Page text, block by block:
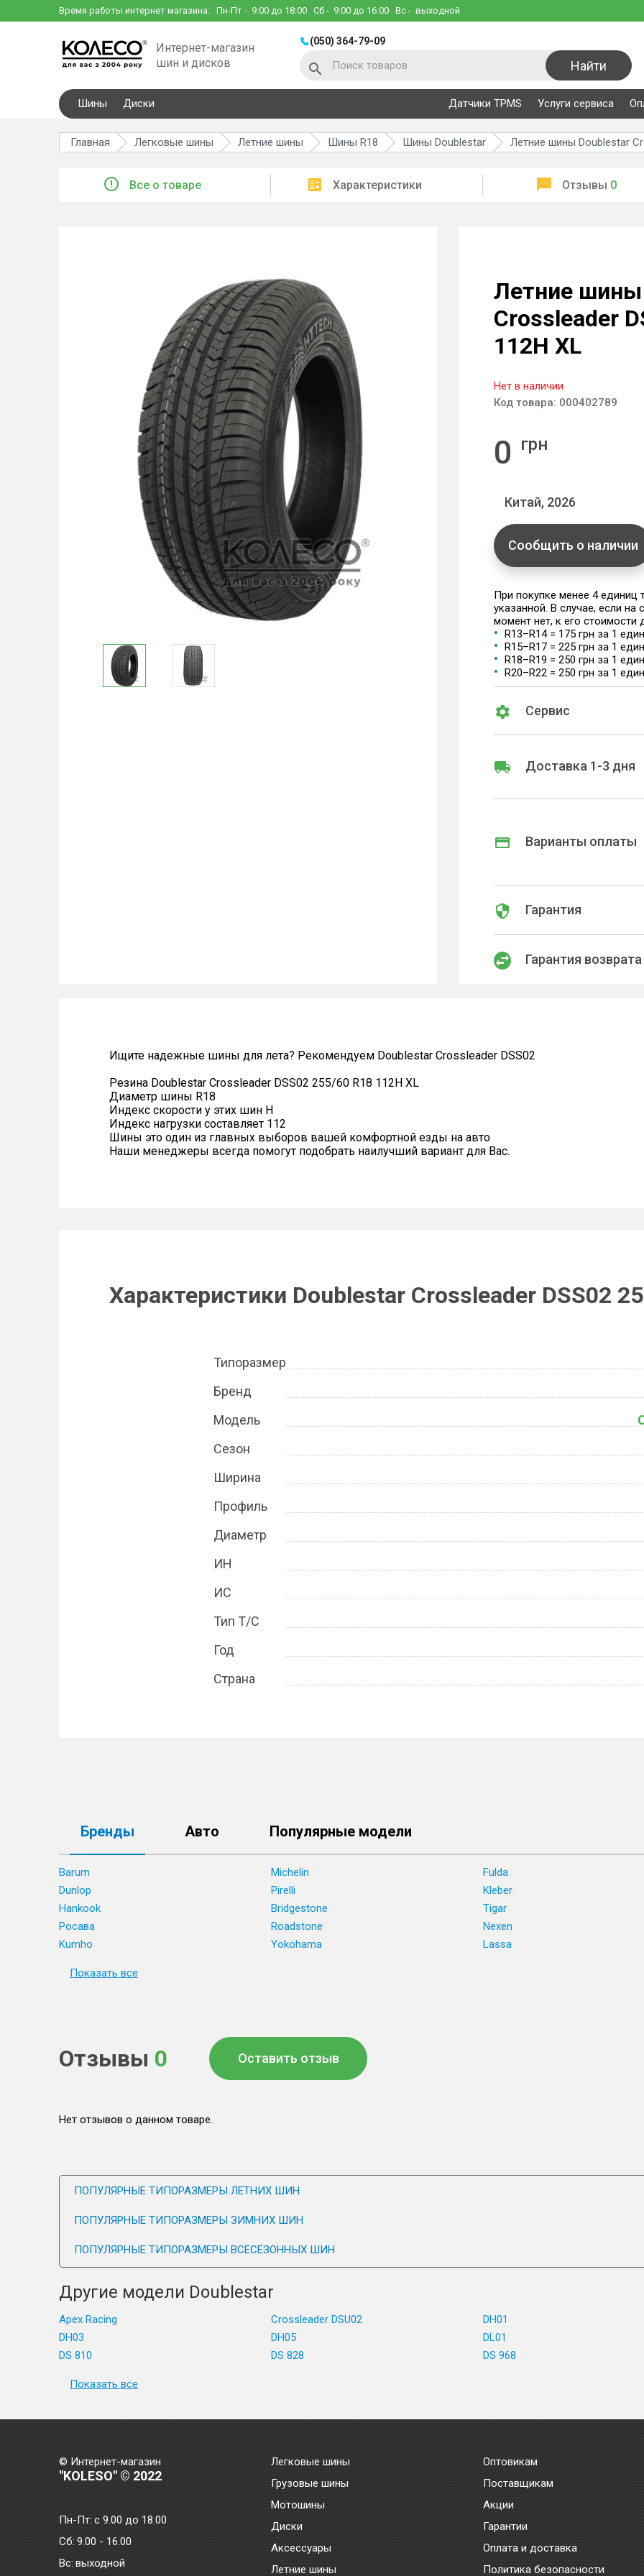
Время работы интернет магазина: Пн-Пт - 9:00 до 18:00 Сб - 9:00 до 16:00 Вс - выходной
Интернет-магазин
шин и дисков
(050) 364-79-09
Найти
Шины Диски Датчики TPMS Услуги сервиса
Главная Легковые шины Летние шины Шины R18 Шины Doublestar Летние шины Doublestar
Все о товаре Характеристики Отзывы 0
Летние шины
Crossleader
112H XL
Нет в наличии
Код товара: 000402789
0 грн
Китай, 2026
Сообщить о наличии
При покупке менее 4
указанной. В случае, если
момент нет, к его стоимости
R13–R14 = 175 грн за 1
R15–R17 = 225 грн за 1
R18–R19 = 250 грн за 1
R20–R22 = 250 грн за 1
Сервис
Доставка 1-3 дня
Варианты оплаты
Гарантия
Гарантия возврата
Ищите надежные шины для лета? Рекомендуем Doublestar Crossleader DSS02
Резина Doublestar Crossleader DSS02 255/60 R18 112H XL
Диаметр шины R18
Индекс скорости у этих шин H
Индекс нагрузки составляет 112
Шины это один из главных выборов вашей комфортной езды на авто
Наши менеджеры всегда помогут подобрать наилучший вариант для Вас.
Характеристики Doublestar Crossleader DSS02
Типоразмер
Бренд
Модель
Сезон
Ширина
Профиль
Диаметр
ИН
ИС
Тип Т/С
Год
Страна
Бренды Авто Популярные модели
Barum Michelin
Fulda
Dunlop
Pirelli
Kleber
Hankook
Bridgestone
Tigar
Росава
Roadstone
Nexen
Kumho
Yokohama Lassa
Показать все
Отзывы 0 Оставить отзыв
Нет отзывов о данном товаре.
ПОПУЛЯРНЫЕ ТИПОРАЗМЕРЫ ЛЕТНИХ ШИН
ПОПУЛЯРНЫЕ ТИПОРАЗМЕРЫ ЗИМНИХ ШИН
ПОПУЛЯРНЫЕ ТИПОРАЗМЕРЫ ВСЕСЕЗОННЫХ ШИН
Другие модели Doublestar
Apex Racing Crossleader DSU02
DH01
DH03
DH05
DL01
DS 810
DS 828 DS 968
Показать все
© Интернет-магазин
"KOLESO" © 2022
Пн-Пт:с 9.00 до 18.00
Сб: 9.00 - 16.00
Bc: выходной
Легковые шины
Грузовые шины
Мотошины
Диски
Аксессуары
Летние шины
Оптовикам
Поставщикам
Акции
Гарантии
Оплата и доставка
Политика безопасности